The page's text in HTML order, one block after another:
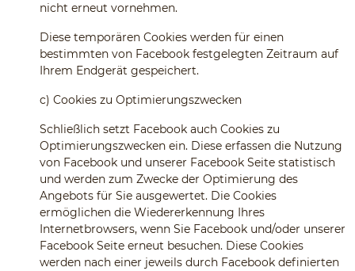
nicht erneut vornehmen.
Diese temporären Cookies werden für einen
bestimmten von Facebook festgelegten Zeitraum auf
Ihrem Endgerät gespeichert.
c) Cookies zu Optimierungszwecken
Schließlich setzt Facebook auch Cookies zu
Optimierungszwecken ein. Diese erfassen die Nutzung
von Facebook und unserer Facebook Seite statistisch
und werden zum Zwecke der Optimierung des
Angebots für Sie ausgewertet. Die Cookies
ermöglichen die Wiedererkennung Ihres
Internetbrowsers, wenn Sie Facebook und/oder unserer
Facebook Seite erneut besuchen. Diese Cookies
werden nach einer jeweils durch Facebook definierten